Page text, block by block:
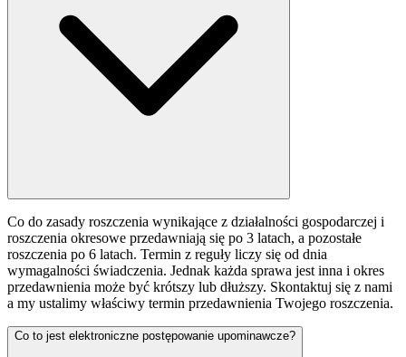
Co do zasady roszczenia wynikające z działalności gospodarczej i
roszczenia okresowe przedawniają się po 3 latach, a pozostałe
roszczenia po 6 latach. Termin z reguły liczy się od dnia
wymagalności świadczenia. Jednak każda sprawa jest inna i okres
przedawnienia może być krótszy lub dłuższy. Skontaktuj się z nami
a my ustalimy właściwy termin przedawnienia Twojego roszczenia.
Co to jest elektroniczne postępowanie upominawcze?